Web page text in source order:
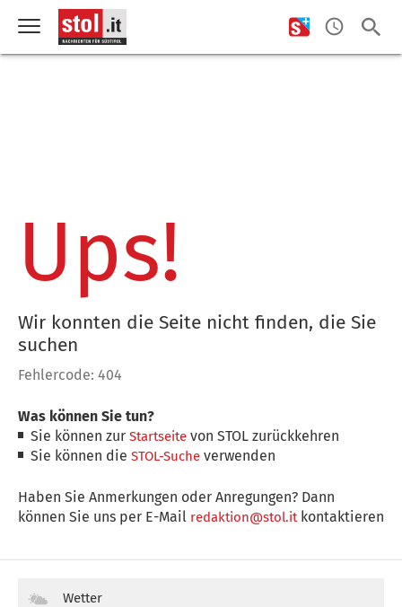
Ups!
Wir konnten die Seite nicht finden, die Sie
suchen
Fehlercode: 404
Was können Sie tun?
Sie können zurStartseite von STOL zurückkehren
Sie können dieSTOL-Suche verwenden
Haben Sie Anmerkungen oder Anregungen? Dann
können Sie uns per E-Mail redaktion@stol.itkontaktieren
Wetter